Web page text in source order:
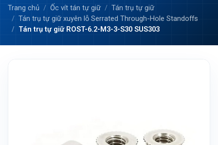
Trang chủ Ốc vít tán tự giữ
Tán trụ tự giữ
Tán trụ tự giữ xuyên lỗ Serrated Through-Hole Standoffs
Tán trụ tự giữ ROST-6.2-M3-3-S30 SUS303